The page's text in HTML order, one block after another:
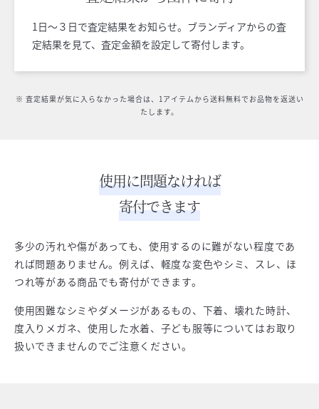
1日〜３日で査定結果をお知らせ。ブランディアからの査
定結果を見て、査定金額を設定して寄付します。
※ 査定結果が気に入らなかった場合は、1アイテムから送料無料でお品物を返送い
たします。
使用に問題なければ
寄付できます
多少の汚れや傷があっても、使用するのに難がない程度であ
れば問題ありません。例えば、軽度な変色やシミ、スレ、ほ
つれ等がある商品でも寄付ができます。
使用困難なシミやダメージがあるもの、下着、壊れた時計、
度入りメガネ、使用した水着、子ども服等についてはお取り
扱いできませんのでご注意ください。